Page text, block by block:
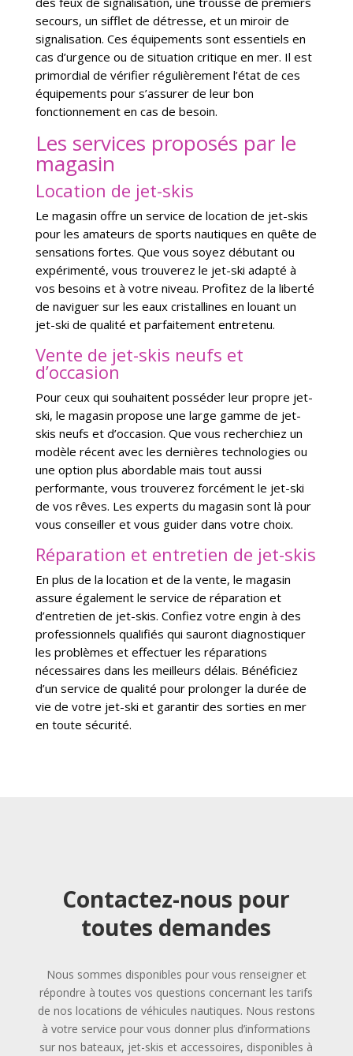
secours, un sifflet de détresse, et un miroir de
signalisation. Ces équipements sont essentiels en
cas d’urgence ou de situation critique en mer. Il est
primordial de vérifier régulièrement l’état de ces
équipements pour s’assurer de leur bon
fonctionnement en cas de besoin.
Les services proposés par le
magasin
Location de jet-skis
Le magasin offre un service de location de jet-skis
pour les amateurs de sports nautiques en quête de
sensations fortes. Que vous soyez débutant ou
expérimenté, vous trouverez le jet-ski adapté à
vos besoins et à votre niveau. Profitez de la liberté
de naviguer sur les eaux cristallines en louant un
jet-ski de qualité et parfaitement entretenu.
Vente de jet-skis neufs et
d’occasion
Pour ceux qui souhaitent posséder leur propre jet-
ski, le magasin propose une large gamme de jet-
skis neufs et d’occasion. Que vous recherchiez un
modèle récent avec les dernières technologies ou
une option plus abordable mais tout aussi
performante, vous trouverez forcément le jet-ski
de vos rêves. Les experts du magasin sont là pour
vous conseiller et vous guider dans votre choix.
Réparation et entretien de jet-skis
En plus de la location et de la vente, le magasin
assure également le service de réparation et
d’entretien de jet-skis. Confiez votre engin à des
professionnels qualifiés qui sauront diagnostiquer
les problèmes et effectuer les réparations
nécessaires dans les meilleurs délais. Bénéficiez
d’un service de qualité pour prolonger la durée de
vie de votre jet-ski et garantir des sorties en mer
en toute sécurité.
Contactez-nous pour
toutes demandes
Nous sommes disponibles pour vous renseigner et
répondre à toutes vos questions concernant les tarifs
de nos locations de véhicules nautiques. Nous restons
à votre service pour vous donner plus d’informations
sur nos bateaux, jet-skis et accessoires, disponibles à